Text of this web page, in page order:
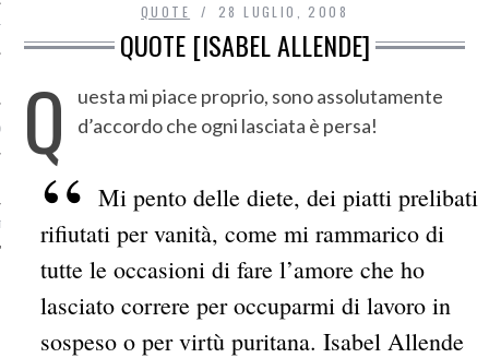
DI ACCESSO AI DATI
QUOTE 28 LUGLIO, 2008
QUOTE [ISABEL ALLENDE]
Q
uesta mi piace proprio, sono assolutamente
d’accordo che ogni lasciata è persa!
Mi pento delle diete, dei piatti prelibati
rifiutati per vanità, come mi rammarico di
tutte le occasioni di fare l’amore che ho
lasciato correre per occuparmi di lavoro in
sospeso o per virtù puritana. Isabel Allende